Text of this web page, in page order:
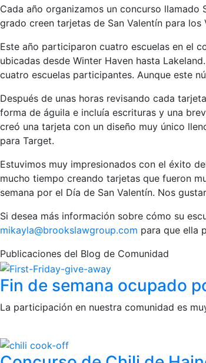
Cada año organizamos un concurso
grado creen tarjetas de San Valentín para
Este año participaron cuatro escuelas en el
ubicadas desde Winter Haven hasta
cuatro escuelas participantes. Aunque este
Después de unas horas revisando cada
forma de águila e incluía escrituras y una
creó una tarjeta con un diseño muy único
para Target.
Estuvimos muy impresionados con el éxito
mucho tiempo creando tarjetas que fueron
semana por el Día de San Valentín. Nos
Si desea más información sobre cómo su
mikayla@brookslawgroup.com para que ella
Publicaciones del Blog de Comunidad
Fin de semana ocupado
La participación en nuestra comunidad es